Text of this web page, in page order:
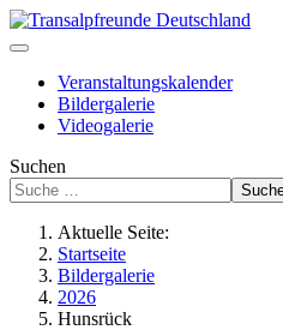
Veranstaltungskalender
Bildergalerie
Videogalerie
Suchen
Aktuelle Seite:
Startseite
Bildergalerie
2026
Hunsrück